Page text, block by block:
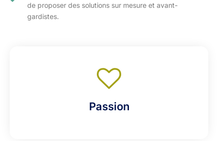
de proposer des solutions sur mesure et avant-
gardistes.
Passion